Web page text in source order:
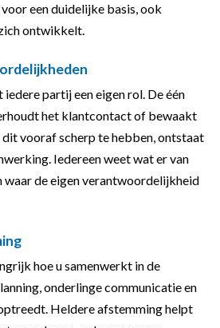
een duidelijke basis, ook
ontwikkelt.
partij een eigen rol. De één
het klantcontact of bewaakt
vooraf scherp te hebben, ontstaat
Iedereen weet wat er van
waar de eigen verantwoordelijkheid
hoe u samenwerkt in de
onderlinge communicatie en
Heldere afstemming helpt